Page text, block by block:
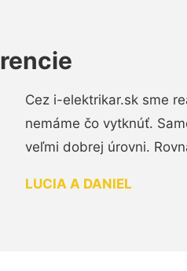
Cez i-elektrikar.sk sme
nemáme čo vytknúť.
veľmi dobrej úrovni.
LUCIA A DANIEL